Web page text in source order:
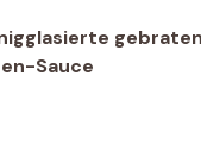
Sauce